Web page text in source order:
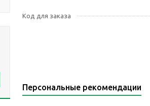
Код для заказа
Персональные рекомендации